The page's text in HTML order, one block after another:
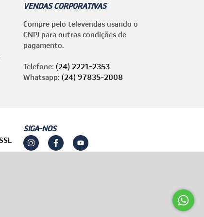
VENDAS CORPORATIVAS
Compre pelo televendas usando o
CNPJ para outras condições de
pagamento.
Telefone: (24) 2221-2353
Whatsapp: (24) 97835-2008
SIGA-NOS